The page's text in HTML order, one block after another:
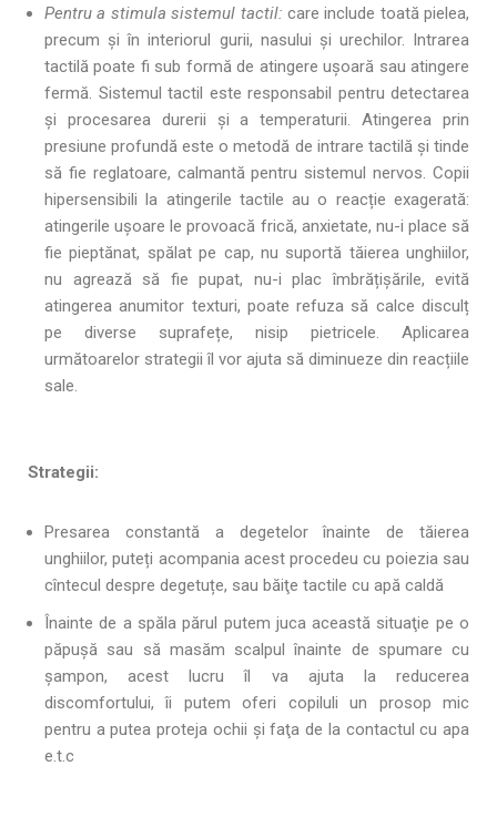
Pentru a stimula sistemul tactil: care include toată pielea,
precum și în interiorul gurii, nasului și urechilor. Intrarea
tactilă poate fi sub formă de atingere ușoară sau atingere
fermă. Sistemul tactil este responsabil pentru detectarea
și procesarea durerii și a temperaturii. Atingerea prin
presiune profundă este o metodă de intrare tactilă și tinde
să fie reglatoare, calmantă pentru sistemul nervos. Copii
hipersensibili la atingerile tactile au o reacție exagerată:
atingerile ușoare le provoacă frică, anxietate, nu-i place să
fie pieptănat, spălat pe cap, nu suportă tăierea unghiilor,
nu agrează să fie pupat, nu-i plac îmbrățișările, evită
atingerea anumitor texturi, poate refuza să calce disculț
pe diverse suprafețe, nisip pietricele. Aplicarea
următoarelor strategii îl vor ajuta să diminueze din reacțiile
sale.
Strategii:
Presarea constantă a degetelor înainte de tăierea
unghiilor, puteți acompania acest procedeu cu poiezia sau
cîntecul despre degetuțe, sau băiţe tactile cu apă caldă
Înainte de a spăla părul putem juca această situaţie pe o
păpuşă sau să masăm scalpul înainte de spumare cu
şampon, acest lucru îl va ajuta la reducerea
discomfortului, îi putem oferi copiluli un prosop mic
pentru a putea proteja ochii şi faţa de la contactul cu apa
e.t.c